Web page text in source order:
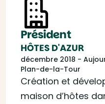
Président
HÔTES D'AZUR
décembre 2018 -
Plan-de-la-Tour
Création et
maison d’hôtes